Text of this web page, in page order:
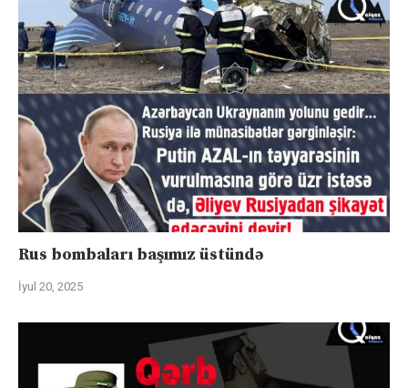
Rus bombaları başımız üstündə
İyul 20, 2025